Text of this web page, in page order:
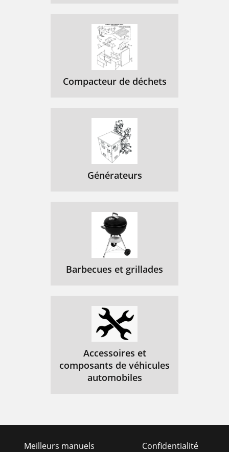
Compacteur de déchets
Générateurs
Barbecues et grillades
Accessoires et
composants de véhicules
automobiles
Meilleurs manuels
Confidentialité